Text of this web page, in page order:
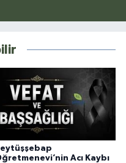
Acı Kaybı